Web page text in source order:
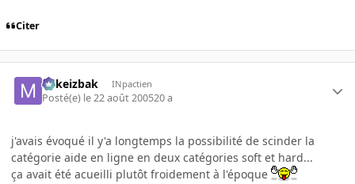
Citer
Mikeizbak INpactien
Posté(e) le 22 août 200520 a
j'avais évoqué il y'a longtemps la possibilité de scinder la
catégorie aide en ligne en deux catégories soft et hard...
ça avait été acueilli plutôt froidement à l'époque